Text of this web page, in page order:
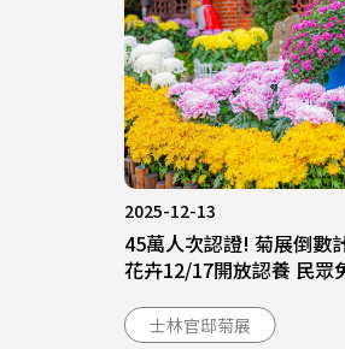
2025-12-13
45萬人次認證! 菊展倒數
花卉12/17開放認養 民眾
士林官邸菊展